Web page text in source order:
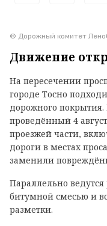
© Дорожный комитет
Движение
На пересечении
городе Тосно
дорожного
проведённый 4
проезжей части,
дороги в местах
заменили
Параллельно
битумной смесью и
разметки.